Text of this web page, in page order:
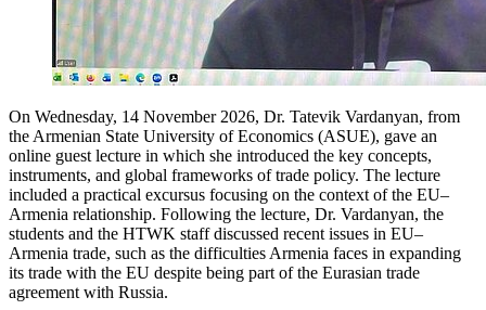
On Wednesday, 14 November 2026, Dr. Tatevik Vardanyan, from
the Armenian State University of Economics (ASUE), gave an
online guest lecture in which she introduced the key concepts,
instruments, and global frameworks of trade policy. The lecture
included a practical excursus focusing on the context of the EU–
Armenia relationship. Following the lecture, Dr. Vardanyan, the
students and the HTWK staff discussed recent issues in EU–
Armenia trade, such as the difficulties Armenia faces in expanding
its trade with the EU despite being part of the Eurasian trade
agreement with Russia.